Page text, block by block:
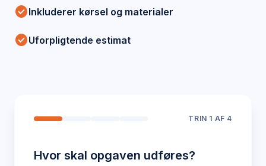
check_circleInkluderer kørsel og materialer
check_circleUforpligtende estimat
TRIN 1 AF 4
Hvor skal opgaven udføres?